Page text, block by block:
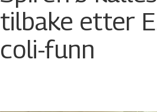
tilbake etter
coli-funn